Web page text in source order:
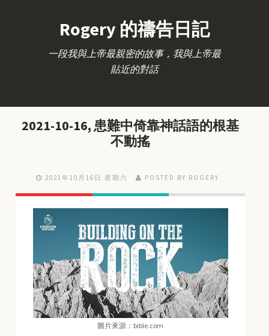
Rogery 的禱告日記
一段我與上帝最親密的故事，我與上帝最
貼近的對話
2021-10-16, 患難中倚靠神話語的根基
不動搖
2021年10月16日 星期六 POSTED BY ROGERY
圖片來源：bible.com